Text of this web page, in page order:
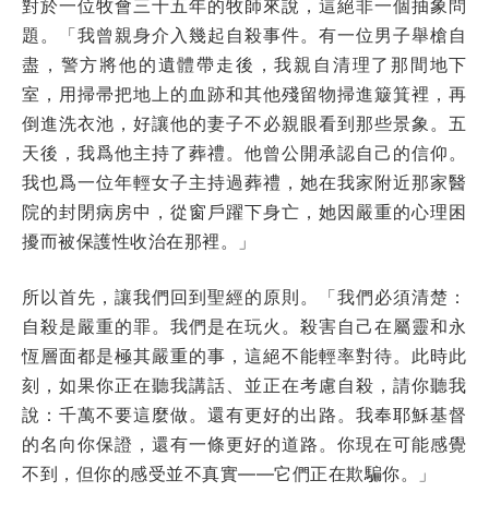
對於一位牧會三十五年的牧師來說，這絕非一個抽象問
題。「我曾親身介入幾起自殺事件。有一位男子舉槍自
盡，警方將他的遺體帶走後，我親自清理了那間地下
室，用掃帚把地上的血跡和其他殘留物掃進簸箕裡，再
倒進洗衣池，好讓他的妻子不必親眼看到那些景象。五
天後，我爲他主持了葬禮。他曾公開承認自己的信仰。
我也爲一位年輕女子主持過葬禮，她在我家附近那家醫
院的封閉病房中，從窗戶躍下身亡，她因嚴重的心理困
擾而被保護性收治在那裡。」
所以首先，讓我們回到聖經的原則。「我們必須清楚：
自殺是嚴重的罪。我們是在玩火。殺害自己在屬靈和永
恆層面都是極其嚴重的事，這絕不能輕率對待。此時此
刻，如果你正在聽我講話、並正在考慮自殺，請你聽我
說：千萬不要這麼做。還有更好的出路。我奉耶穌基督
的名向你保證，還有一條更好的道路。你現在可能感覺
不到，但你的感受並不真實——它們正在欺騙你。」